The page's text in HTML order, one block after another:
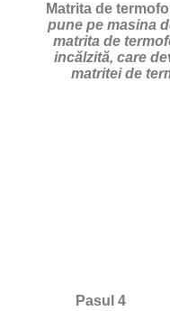
Matrita de
pune pe masina
matrita de
incălzită, care
matritei de
Pasul 4